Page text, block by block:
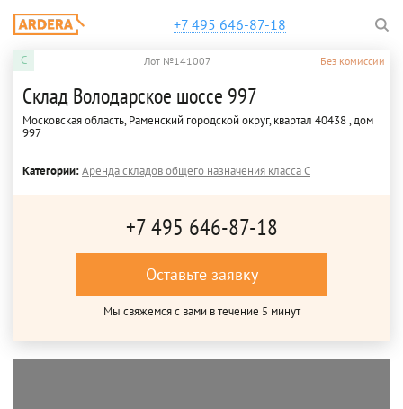
+7 495 646-87-18
C Лот №141007 Без комиссии
Склад Володарское шоссе 997
Московская область, Раменский городской округ, квартал 40438 , дом
997
Категории:Аренда складов общего назначения класса C
+7 495 646-87-18
Оставьте заявку
Мы свяжемся с вами в течение 5 минут